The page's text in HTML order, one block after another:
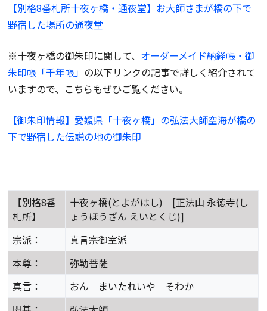
【別格8番札所十夜ヶ橋・通夜堂】お大師さまが橋の下で
野宿した場所の通夜堂
※十夜ヶ橋の御朱印に関して、 オーダーメイド納経帳・御
朱印帳「千年帳」 の以下リンクの記事で詳しく紹介されて
いますので、こちらもぜひご覧ください。
【御朱印情報】愛媛県「十夜ヶ橋」の弘法大師空海が橋の
下で野宿した伝説の地の御朱印
【別格8番
札所】
十夜ヶ橋(とよがはし) [正法山 永徳寺(し
ょうほうざん えいとくじ)]
宗派：
真言宗御室派
本尊：
弥勒菩薩
真言：
おん まいたれいや そわか